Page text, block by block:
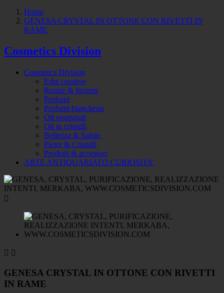
Home
GENESA CRYSTAL IN OTTONE CON RIVETTI IN
RAME
Cosmetics Division
Cosmetics Division
Erbe curative
Resine & Incensi
Profumi
Profumi biancheria
Oli essenziali
Oli in cristalli
Bellezza & Salute
Pietre & Cristalli
Prodotti & accessori
ARTE ANTIQUARIATO CURIOSITA'

 
GENESA CRYSTAL IN OTTONE CON RIVETTI
IN RAME